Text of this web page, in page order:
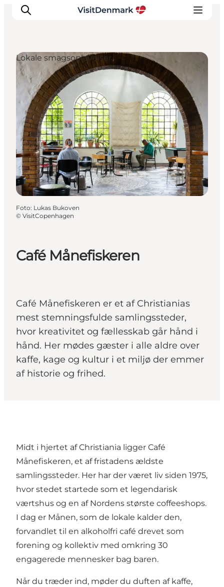
Inspiration
Destinationer
Oplevelser
Overnatning
Planlæg ferien
Café Månefiskeren
Café Månefiskeren er et af Christianias
mest stemningsfulde samlingssteder,
hvor kreativitet og fællesskab går hånd i
hånd. Her mødes gæster i alle aldre over
kaffe, kage og kultur i et miljø der emmer
af historie og frihed.
Lokale smagsoplevelser
Foto: Lukas Bukoven
© VisitCopenhagen
Midt i hjertet af Christiania ligger Café
Månefiskeren, et af fristadens ældste
samlingssteder. Her har der været liv siden 1975,
hvor stedet startede som et legendarisk
værtshus og en af Nordens største coffeeshops.
I dag er Månen, som de lokale kalder den,
forvandlet til en alkoholfri café drevet som
forening og kollektiv med omkring 30
engagerede mennesker bag baren.
Når du træder ind, møder du duften af kaffe,